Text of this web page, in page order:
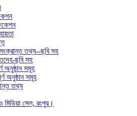
পীরগাছা থানা
ভেন্ডাবাড়ী তদন্ত কেন্দ্র
বৈরাতিহাট তদন্ত কেন্দ্র
সিডিএমএস শাখা
পুলিশ ক্লিয়ারেন্স অ্যান্ড মিডিয়া সেল।
সাইবার ক্রাইম এন্ড মিডিয়া সেল, রংপুর।
পুলিশ হাসপাতাল,রংপুর
মোটরযান শাখা
রেশন ষ্টোর
অফিস সেকশন
হিসাব শাখা,রংপুর
তথ্য--ছবি সহ
ছবি সহ
অনুষ্ঠান সমূহ
অনুষ্ঠান সমূহ
তথ্য
মিডিয়া সেল, রংপুর।